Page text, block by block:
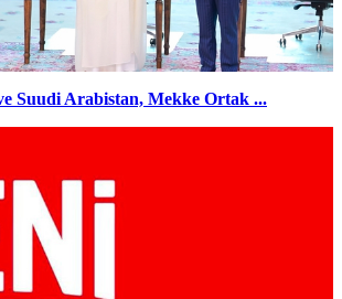
Suudi Arabistan, Mekke Ortak ...